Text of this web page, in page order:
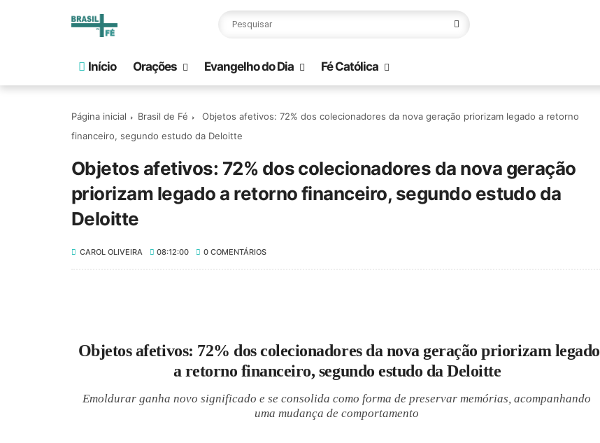
Início Orações Evangelho do Dia Fé Católica
Página inicial Brasil de Fé
Objetos afetivos: 72% dos colecionadores da nova geração priorizam legado a retorno
financeiro, segundo estudo da Deloitte
Objetos afetivos: 72% dos colecionadores da nova geração
priorizam legado a retorno financeiro, segundo estudo da
Deloitte
CAROL OLIVEIRA 08:12:00 0 COMENTÁRIOS
Objetos afetivos: 72% dos colecionadores da nova geração priorizam legado
a retorno financeiro, segundo estudo da Deloitte
Emoldurar ganha novo significado e se consolida como forma de preservar memórias, acompanhando
uma mudança de comportamento